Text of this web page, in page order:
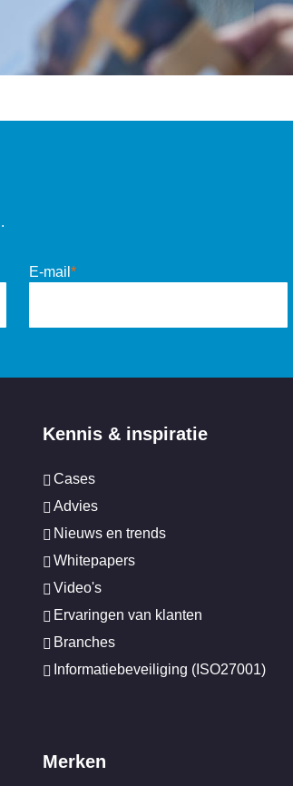
E-mail *
Kennis & inspiratie
Cases
Advies
Nieuws en trends
Whitepapers
Video's
Ervaringen van klanten
Branches
Informatiebeveiliging (ISO27001)
Merken